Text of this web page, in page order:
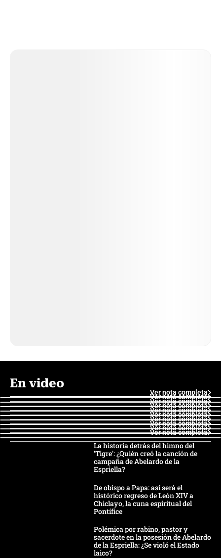
En video
Ver nota completa
Ver nota completa
Ver nota completa
Ver nota completa
Ver nota completa
Ver nota completa
Ver nota completa
Ver nota completa
Ver nota completa
Ver nota completa
La historia detrás del himno del
'Tigre': ¿Quién creó la canción de
campaña de Abelardo de la
Espriella?
De obispo a Papa: así será el
histórico regreso de León XIV a
Chiclayo, la cuna espiritual del
Pontífice
Polémica por rabino, pastor y
sacerdote en la posesión de Abelardo
de la Espriella: ¿Se violó el Estado
laico?